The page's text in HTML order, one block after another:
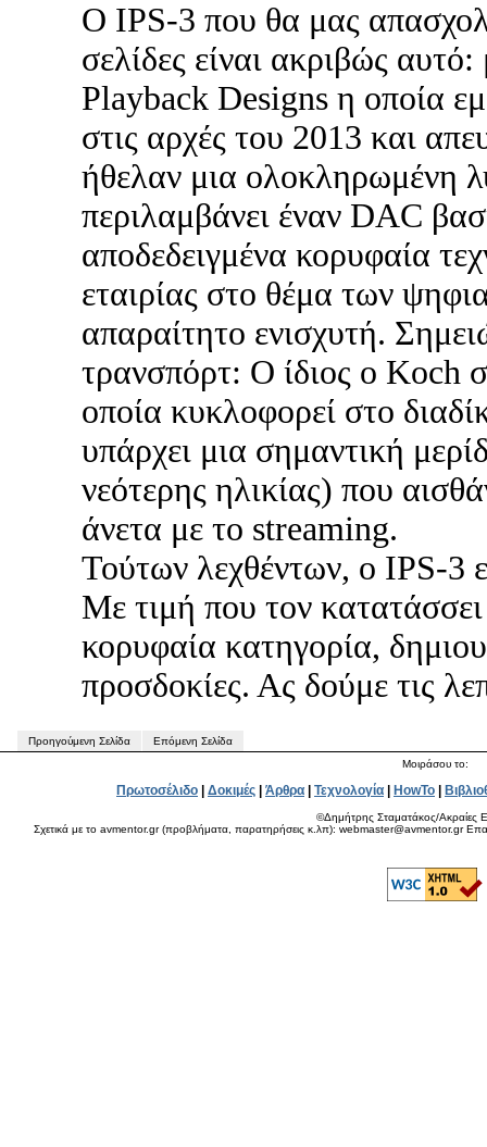
Ο IPS-3 που θα μας
σελίδες είναι ακριβώς
Playback Designs η οποία
στις αρχές του 2013 και
ήθελαν μια ολοκληρωμένη
περιλαμβάνει έναν DAC
αποδεδειγμένα κορυφαία
εταιρίας στο θέμα των
απαραίτητο ενισχυτή.
τρανσπόρτ: O ίδιος ο Koch
οποία κυκλοφορεί στο
υπάρχει μια σημαντική
νεότερης ηλικίας) που
άνετα με το streaming.
Τούτων λεχθέντων, ο IPS-3
Με τιμή που τον
κορυφαία κατηγορία,
προσδοκίες. Ας δούμε τις
Προηγούμενη Σελίδα
Επόμενη Σελίδα
Μοιράσου το:
Πρωτοσέλιδο | Δοκιμές | Άρθρα | Τεχνολογία | HowTo |
©Δημήτρης Σταματάκος/Ακραίες
Σχετικά με το avmentor.gr (προβλήματα, παρατηρήσεις κ.λπ): webmaster@avmentor.gr